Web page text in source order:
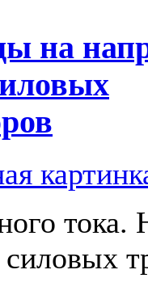
на
тока.